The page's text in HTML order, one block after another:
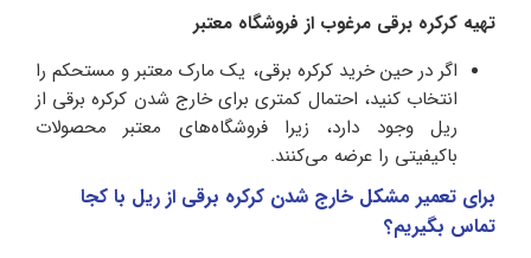
تهیه کرکره برقی مرغوب از فروشگاه معتبر
اگر در حین خرید کرکره برقی، یک مارک معتبر و مستحکم را
انتخاب کنید، احتمال کمتری برای خارج شدن کرکره برقی از
ریل وجود دارد، زیرا فروشگاه‌های معتبر محصولات
با‌کیفیتی را عرضه می‌کنند.
برای تعمیر مشکل خارج شدن کرکره برقی از ریل با کجا
تماس بگیریم؟